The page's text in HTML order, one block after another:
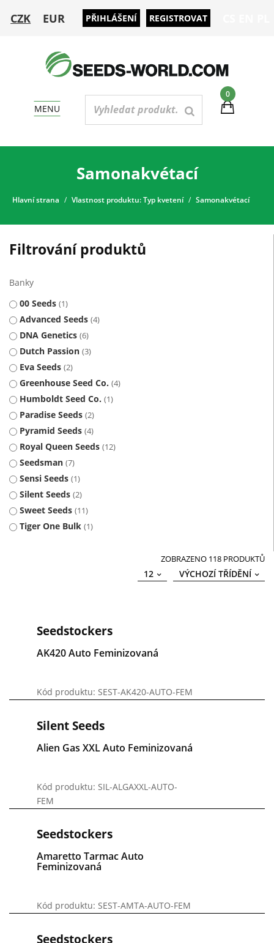
CZK EUR PŘIHLÁŠENÍ REGISTROVAT
0
MENU
Samonakvétací
Hlavní strana Vlastnost produktu: Typ kvetení Samonakvétací
Filtrování produktů
Banky
00 Seeds 1
Advanced Seeds 4
DNA Genetics 6
Dutch Passion 3
Eva Seeds 2
Greenhouse Seed Co. 4
Humboldt Seed Co. 1
Paradise Seeds 2
Pyramid Seeds 4
Royal Queen Seeds 12
Seedsman 7
Sensi Seeds 1
Silent Seeds 2
Sweet Seeds 11
Tiger One Bulk 1
ZOBRAZENO 118 PRODUKTŮ
VÝCHOZÍ TŘÍDĚNÍ
12
Seedstockers
AK420 Auto Feminizovaná
Kód produktu: SEST-AK420-AUTO-FEM
Silent Seeds
Alien Gas XXL Auto Feminizovaná
Kód produktu: SIL-ALGAXXL-AUTO-
FEM
Seedstockers
Amaretto Tarmac Auto
Feminizovaná
Kód produktu: SEST-AMTA-AUTO-FEM
Seedstockers